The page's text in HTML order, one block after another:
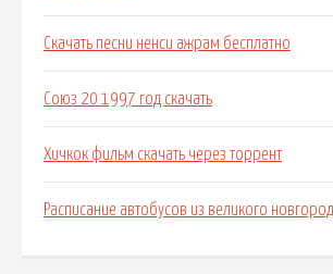
Скачать песни ненси ажрам бесплатно
Союз 20 1997 год скачать
Хичкок фильм скачать через торрент
Расписание автобусов из великого